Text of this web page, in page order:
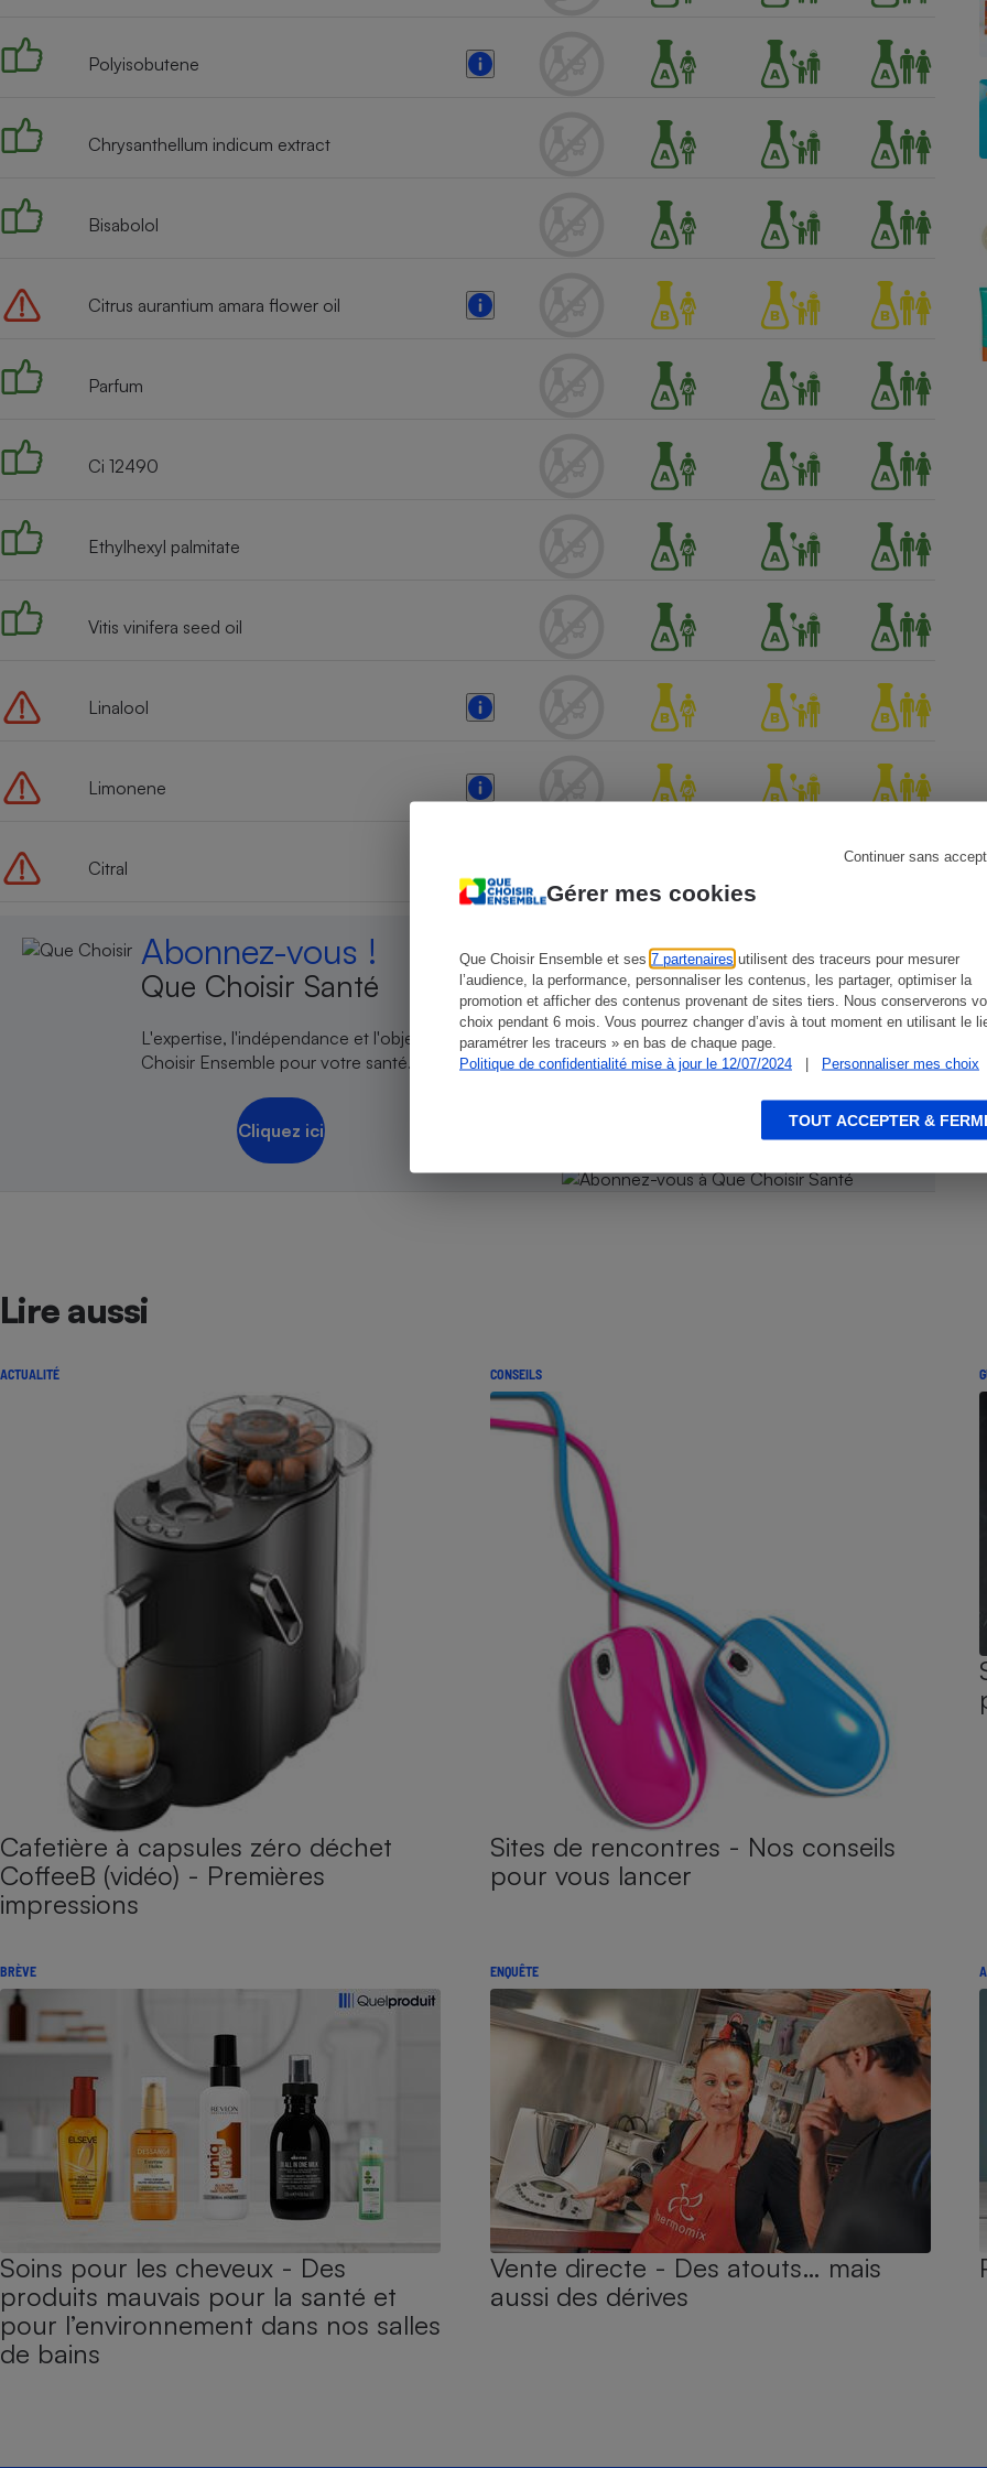
Gérer mes cookies
Que Choisir Ensemble et ses 7 partenaires utilisent des traceurs pour mesurer
l’audience, la performance, personnaliser les contenus, les partager, optimiser la
promotion et afficher des contenus provenant de sites tiers. Nous conserverons
choix pendant 6 mois. Vous pourrez changer d’avis à tout moment en utilisant le
paramétrer les traceurs » en bas de chaque page.
Politique de confidentialité mise à jour le 12/07/2024
| Personnaliser mes choix
Continuer sans
TOUT ACCEPTER &
Polyisobutene
Chrysanthellum indicum extract
Bisabolol
Citrus aurantium amara flower oil
Parfum
Ci 12490
Ethylhexyl palmitate
Vitis vinifera seed oil
Linalool
Limonene
Citral
Abonnez-vous !
Que Choisir Santé
L'expertise, l'indépendance et l'objectivité de Que
Choisir Ensemble pour votre santé.
Cliquez ici
Lire aussi
ACTUALITÉ
Cafetière à capsules zéro déchet
CoffeeB (vidéo) - Premières
impressions
CONSEILS
Sites de rencontres - Nos conseils
pour vous lancer
BRÈVE
Soins pour les cheveux - Des
produits mauvais pour la santé et
pour l’environnement dans nos salles
de bains
ENQUÊTE
Vente directe - Des atouts… mais
aussi des dérives
Four encastrable
Aspirateur
Réfrigérateur
Téléphone mobile -
Appareil photo
Électricité - Gaz
Lessive